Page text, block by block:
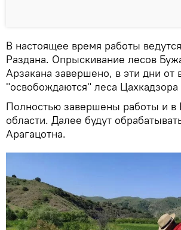
В настоящее время работы
Раздана. Опрыскивание лесов
Арзакана завершено, в эти дни от
"освобождаются" леса
Полностью завершены работы и в
области. Далее будут
Арагацотна.